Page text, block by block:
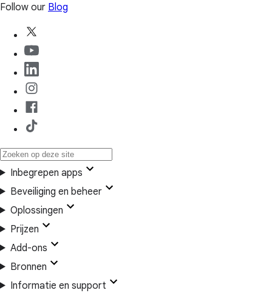
Follow our Blog
Inbegrepen apps
Beveiliging en beheer
Oplossingen
Prijzen
Add-ons
Bronnen
Informatie en support